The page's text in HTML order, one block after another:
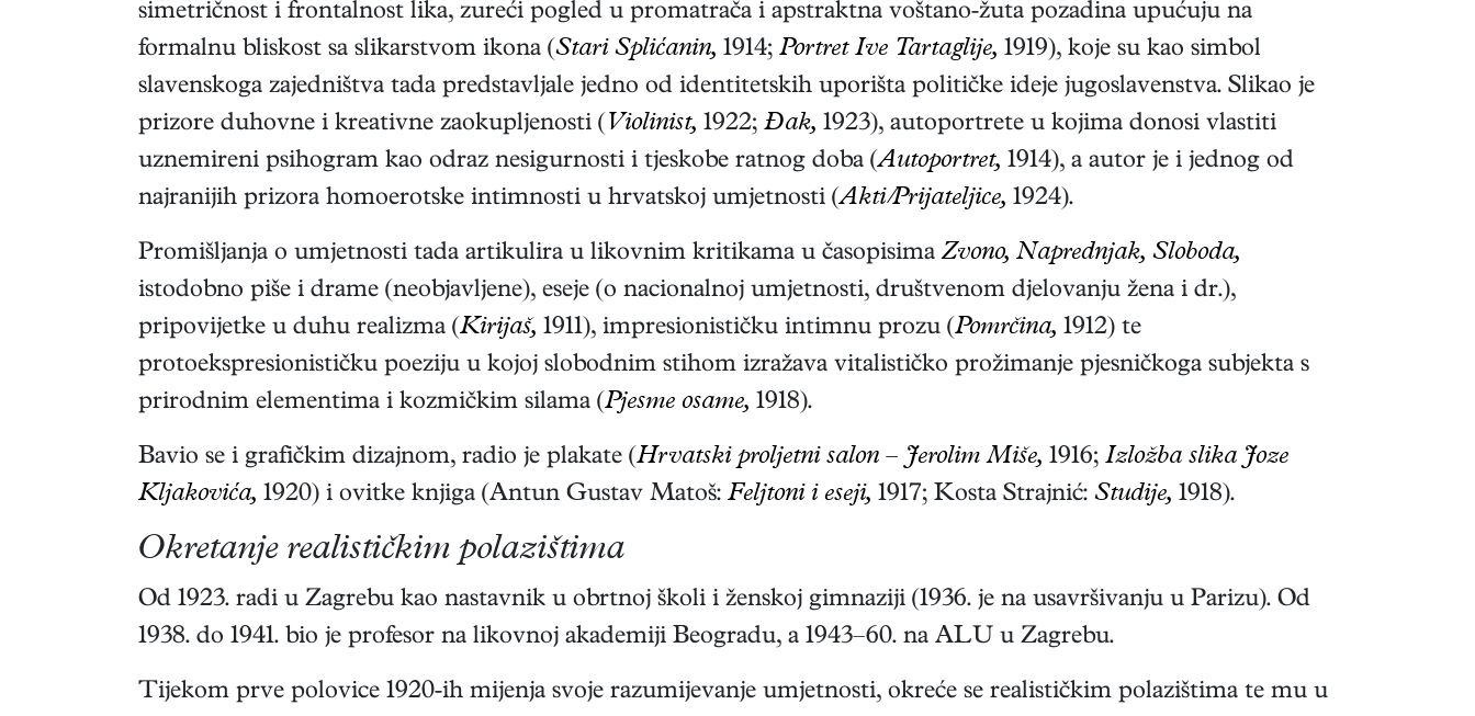
simetričnost i frontalnost lika, zureći pogled u promatrača i apstraktna voštano-žuta pozadina upućuju na
formalnu bliskost sa slikarstvom ikona (Stari Splićanin, 1914; Portret Ive Tartaglije, 1919), koje su kao simbol
slavenskoga zajedništva tada predstavljale jedno od identitetskih uporišta političke ideje jugoslavenstva. Slikao je
prizore duhovne i kreativne zaokupljenosti ( Violinist, 1922; Đak, 1923), autoportrete u kojima donosi vlastiti
uznemireni psihogram kao odraz nesigurnosti i tjeskobe ratnog doba (Autoportret, 1914), a autor je i jednog od
najranijih prizora homoerotske intimnosti u hrvatskoj umjetnosti (Akti/Prijateljice, 1924).
Promišljanja o umjetnosti tada artikulira u likovnim kritikama u časopisimaZvono, Naprednjak, Sloboda,
istodobno piše i drame (neobjavljene), eseje (o nacionalnoj umjetnosti, društvenom djelovanju žena i dr.),
pripovijetke u duhu realizma (Kirijaš, 1911), impresionističku intimnu prozu (Pomrčina, 1912) te
protoekspresionističku poeziju u kojoj slobodnim stihom izražava vitalističko prožimanje pjesničkoga subjekta s
prirodnim elementima i kozmičkim silama (Pjesme osame, 1918).
Bavio se i grafičkim dizajnom, radio je plakate (Hrvatski proljetni salon – Jerolim Miše, 1916; Izložba slika Joze
Kljakovića, 1920) i ovitke knjiga (Antun Gustav Matoš: Feljtoni i eseji, 1917; Kosta Strajnić: Studije, 1918).
Okretanje realističkim polazištima
Od 1923. radi u Zagrebu kao nastavnik u obrtnoj školi i ženskoj gimnaziji (1936. je na usavršivanju u Parizu). Od
1938. do 1941. bio je profesor na likovnoj akademiji Beogradu, a 1943–60. na ALU u Zagrebu.
Tijekom prve polovice 1920-ih mijenja svoje razumijevanje umjetnosti, okreće se realističkim polazištima te mu u